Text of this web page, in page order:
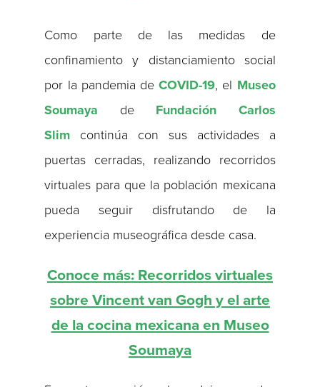
Como parte de las medidas de
confinamiento y distanciamiento social
por la pandemia deCOVID-19, el Museo
Soumaya de Fundación Carlos
Slim continúa con sus actividades a
puertas cerradas, realizando recorridos
virtuales para que la población mexicana
pueda seguir disfrutando de la
experiencia museográfica desde casa.
Conoce más: Recorridos virtuales
sobre Vincent van Gogh y el arte
de la cocina mexicana en Museo
Soumaya